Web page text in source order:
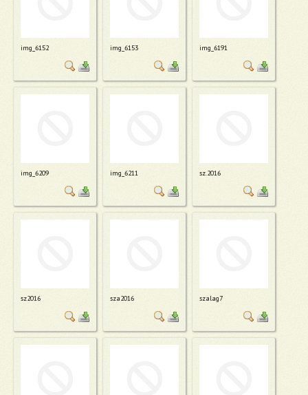
img_6152 img_6153 img_6191
img_6209 img_6211 sz.2016
sz2016 sza2016 szalag7